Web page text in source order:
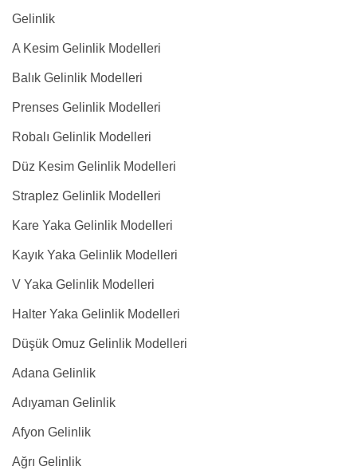
Gelinlik
A Kesim Gelinlik Modelleri
Balık Gelinlik Modelleri
Prenses Gelinlik Modelleri
Robalı Gelinlik Modelleri
Düz Kesim Gelinlik Modelleri
Straplez Gelinlik Modelleri
Kare Yaka Gelinlik Modelleri
Kayık Yaka Gelinlik Modelleri
V Yaka Gelinlik Modelleri
Halter Yaka Gelinlik Modelleri
Düşük Omuz Gelinlik Modelleri
Adana Gelinlik
Adıyaman Gelinlik
Afyon Gelinlik
Ağrı Gelinlik